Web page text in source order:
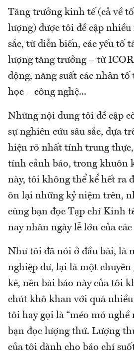
Tăng trưởng kinh tế (cả về
lượng) được tôi đề cập nhiều
sắc, từ diễn biến, các yếu tố
lượng tăng trưởng – từ
động, năng suất các nhân
học – công nghệ...
Những nội dung tôi đề cập
sự nghiên cứu sâu sắc, dựa
hiện rõ nhất tính trung
tính cảnh báo, trong khuôn
này, tôi không thể kể hết ra
ôn lại những kỷ niệm trên,
cùng bạn đọc Tạp chí Kinh
nay nhân ngày lễ lớn của
Như tôi đã nói ở đầu bài, là
nghiệp dư, lại là một
kê, nên bài báo này của tôi
chút khô khan với quá
tôi hay gọi là “méo mó nghề
bạn đọc lượng thứ. Lượng
của tôi dành cho báo chí